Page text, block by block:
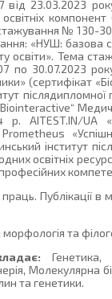
23.03.2023
№ 130-30
«НУШ: базова
освіти». Тема
по 30.07.2023
(сертифікат
післядипломної
р. AITEST.IN/
інститут
освітніх
Публікації
морфологія та
Генетика,
Молекулярна
та генетики.